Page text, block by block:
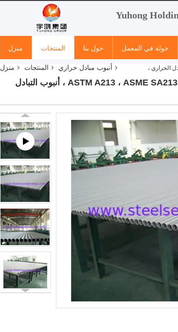
منزل المنتجات حول بنا جولة في المعمل
منزل المنتجات أنبوب مبادل حراري
ASTM A213 ، ASME SA213 ، TP304H ، TP310H ، 310S ، TP316H ، TP316Ti ، TP317L ، TP321H ، TP347H ، أنبوب التبادل